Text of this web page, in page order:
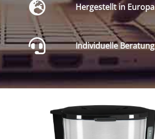
Hergestellt in Europa
Individuelle Beratung